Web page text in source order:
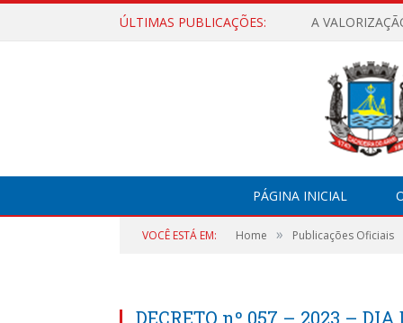
ÚLTIMAS PUBLICAÇÕES: A
PÁGINA INICIAL
VOCÊ ESTÁ EM: Home » Publicações Oficiais
DECRETO nº 057 – 2023 – DIA